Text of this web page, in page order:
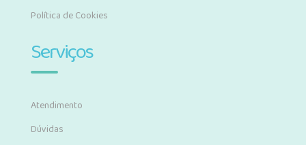
Política de Cookies
Serviços
Atendimento
Dúvidas